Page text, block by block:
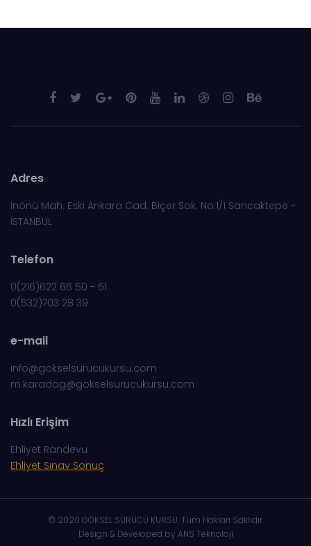
Adres
İnönü Mah. Eski Ankara Cad. Biçer Sok. No:1/1 Sancaktepe -
İSTANBUL
Telefon
0(216)622 66 50 - 51
0(532)703 28 39
e-mail
info@gokselsurucukursu.com
m.karadag@gokselsurucukursu.com
Hızlı Erişim
Ehliyet Randevu
Ehliyet Sınav Sonuç
© 2020 GÖKSEL SÜRÜCÜ KURSU. Tüm Hakları Saklıdır.
Design & Developed by ANS Teknoloji